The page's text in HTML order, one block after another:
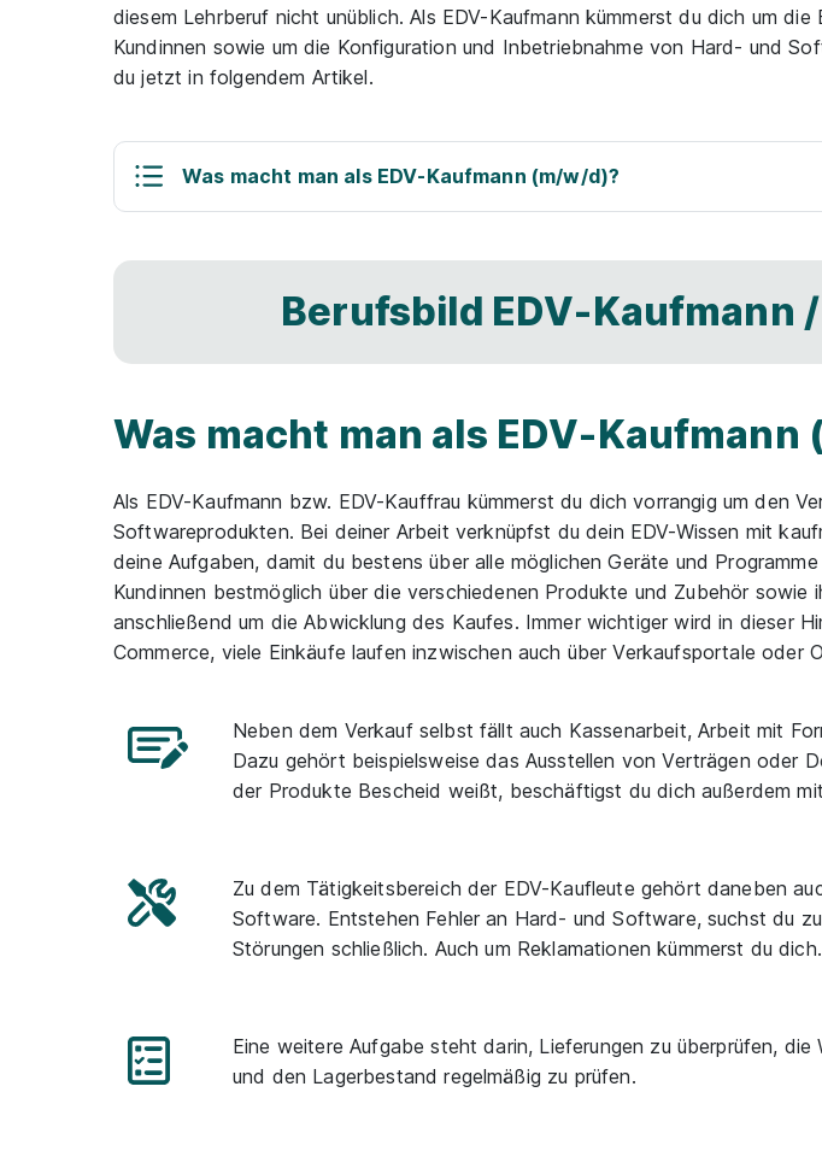
diesem Lehrberuf nicht unüblich. Als EDV-Kaufmann kümmerst du dich um
Kundinnen sowie um die Konfiguration und Inbetriebnahme von Hard- und
du jetzt in folgendem Artikel.
Was macht man als EDV-Kaufmann (m/w/d)?
Berufsbild EDV-Kaufmann
Was macht man als EDV-Kaufmann
Als EDV-Kaufmann bzw. EDV-Kauffrau kümmerst du dich vorrangig um den
Softwareprodukten. Bei deiner Arbeit verknüpfst du dein EDV-Wissen mit
deine Aufgaben, damit du bestens über alle möglichen Geräte und
Kundinnen bestmöglich über die verschiedenen Produkte und Zubehör sowie
anschließend um die Abwicklung des Kaufes. Immer wichtiger wird in dieser
Commerce, viele Einkäufe laufen inzwischen auch über Verkaufsportale oder
Neben dem Verkauf selbst fällt auch Kassenarbeit, Arbeit mit
Dazu gehört beispielsweise das Ausstellen von Verträgen oder
der Produkte Bescheid weißt, beschäftigst du dich außerdem
Zu dem Tätigkeitsbereich der EDV-Kaufleute gehört daneben
Software. Entstehen Fehler an Hard- und Software, suchst du
Störungen schließlich. Auch um Reklamationen kümmerst du dich.
Eine weitere Aufgabe steht darin, Lieferungen zu überprüfen,
und den Lagerbestand regelmäßig zu prüfen.